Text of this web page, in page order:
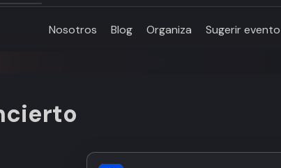
Nosotros Blog Organiza Sugerir evento